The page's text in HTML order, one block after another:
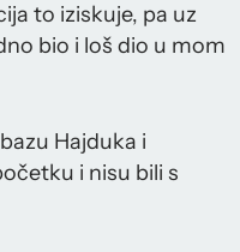
to iziskuje, pa uz
bio i loš dio u mom
Hajduka i
i nisu bili s